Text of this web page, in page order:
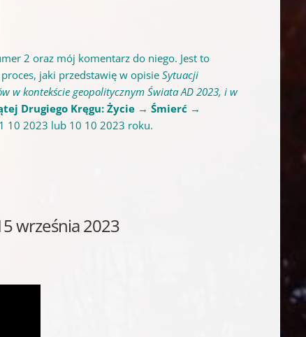
2 oraz mój komentarz do niego. Jest to
jaki przedstawię w opisieSytuacji
w kontekście geopolitycznym Świata AD 2023, i w
Drugiego Kręgu: Życie → Śmierć →
10 2023 lub 10 10 2023 roku.
września 2023